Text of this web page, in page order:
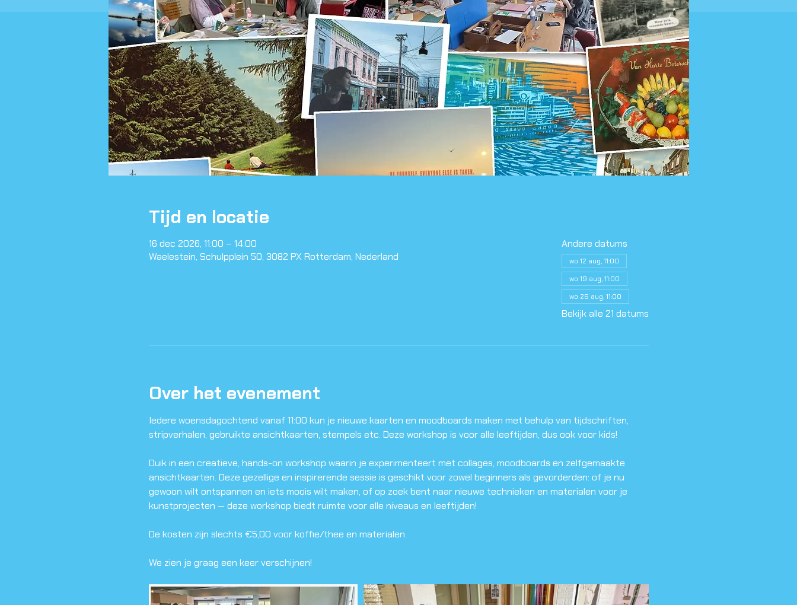
Tijd en locatie
16 dec 2026, 11:00 – 14:00
Waelestein, Schulpplein 50, 3082 PX Rotterdam, Nederland
Andere datums
wo 12 aug, 11:00
wo 19 aug, 11:00
wo 26 aug, 11:00
Bekijk alle 21 datums
Over het evenement
Iedere woensdagochtend vanaf 11:00 kun je nieuwe kaarten en moodboards maken met behulp van tijdschriften,
stripverhalen, gebruikte ansichtkaarten, stempels etc. Deze workshop is voor alle leeftijden, dus ook voor kids!
Duik in een creatieve, hands-on workshop waarin je experimenteert met collages, moodboards en zelfgemaakte
ansichtkaarten. Deze gezellige en inspirerende sessie is geschikt voor zowel beginners als gevorderden: of je nu
gewoon wilt ontspannen en iets moois wilt maken, of op zoek bent naar nieuwe technieken en materialen voor je
kunstprojecten — deze workshop biedt ruimte voor alle niveaus en leeftijden!
De kosten zijn slechts €5,00 voor koffie/thee en materialen.
We zien je graag een keer verschijnen!